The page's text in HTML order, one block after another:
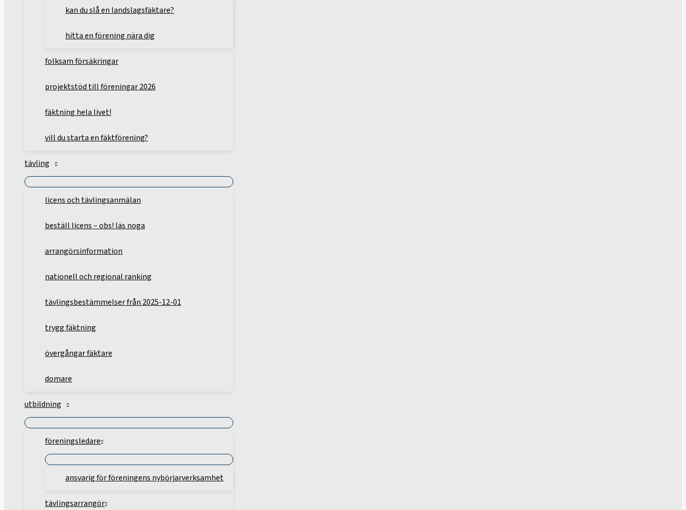
kan du slå en landslagsfäktare?
hitta en förening nära dig
folksam försäkringar
projektstöd till föreningar 2026
fäktning hela livet!
vill du starta en fäktförening?
tävling
licens och tävlingsanmälan
beställ licens – obs! läs noga
arrangörsinformation
nationell och regional ranking
tävlingsbestämmelser från 2025-12-01
trygg fäktning
övergångar fäktare
domare
utbildning
föreningsledare
ansvarig för föreningens nybörjarverksamhet
tävlingsarrangör